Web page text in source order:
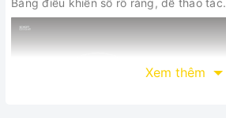
Bảng điều khiển số rõ ràng, dễ thao tác.
Xem thêm